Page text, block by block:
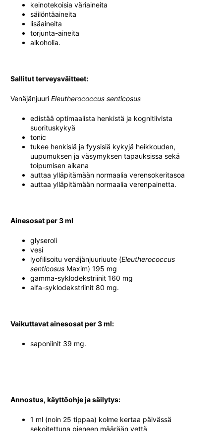
keinotekoisia väriaineita
säilöntäaineita
lisäaineita
torjunta-aineita
alkoholia.
Sallitut terveysväitteet:
Venäjänjuuri Eleutherococcus senticosus
edistää optimaalista henkistä ja kognitiivista
suorituskykyä
tonic
tukee henkisiä ja fyysisiä kykyjä heikkouden,
uupumuksen ja väsymyksen tapauksissa sekä
toipumisen aikana
auttaa ylläpitämään normaalia verensokeritasoa
auttaa ylläpitämään normaalia verenpainetta.
Ainesosat per 3 ml
glyseroli
vesi
lyofilisoitu venäjänjuuriuute (Eleutherococcus
senticosus Maxim) 195 mg
gamma-syklodekstriinit 160 mg
alfa-syklodekstriinit 80 mg.
Vaikuttavat ainesosat per 3 ml:
saponiinit 39 mg.
Annostus, käyttöohje ja säilytys:
1 ml (noin 25 tippaa) kolme kertaa päivässä
sekoitettuna pieneen määrään vettä